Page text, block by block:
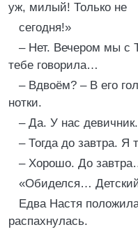
уж, милый! Только не
сегодня!»
– Нет. Вечером мы с
тебе говорила…
– Вдвоём? – В его
нотки.
– Да. У нас девичник.
– Тогда до завтра. Я
– Хорошо. До
«Обиделся…
Едва Настя
распахнулась.